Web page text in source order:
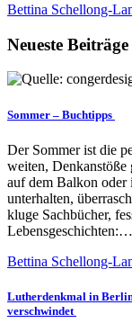
Bettina Schellong-
Neueste Beiträge
Sommer – Buchtipps
Der Sommer ist die
weiten, Denkanstöße
auf dem Balkon oder
unterhalten,
kluge Sachbücher,
Lebensgeschichten:…
Bettina Schellong-
Lutherdenkmal in
verschwindet